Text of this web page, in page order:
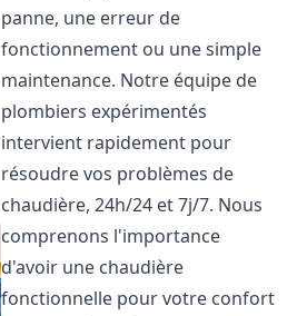
panne, une erreur de
fonctionnement ou une simple
maintenance. Notre équipe de
plombiers expérimentés
intervient rapidement pour
résoudre vos problèmes de
chaudière, 24h/24 et 7j/7. Nous
comprenons l'importance
d'avoir une chaudière
fonctionnelle pour votre confort